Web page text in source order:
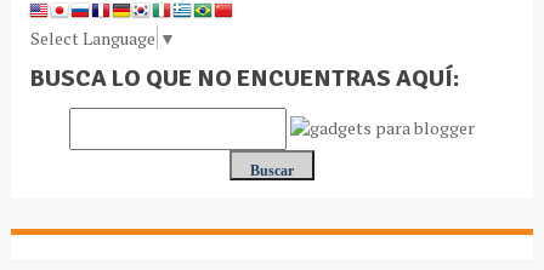
Select Language ▼
BUSCA LO QUE NO ENCUENTRAS AQUÍ: